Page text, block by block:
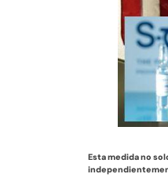
Esta medida no